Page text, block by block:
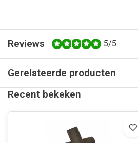
Reviews 5/5
Gerelateerde producten
Recent bekeken